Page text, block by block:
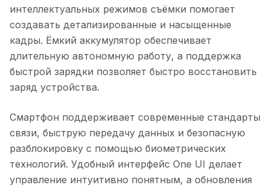
интеллектуальных режимов съёмки помогает
создавать детализированные и насыщенные
кадры. Ёмкий аккумулятор обеспечивает
длительную автономную работу, а поддержка
быстрой зарядки позволяет быстро восстановить
заряд устройства.
Смартфон поддерживает современные стандарты
связи, быструю передачу данных и безопасную
разблокировку с помощью биометрических
технологий. Удобный интерфейс One UI делает
управление интуитивно понятным, а обновления